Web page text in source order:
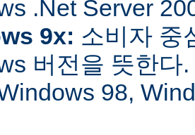
.Net Server
9x: 소비자 중
버전을 뜻한다
98,